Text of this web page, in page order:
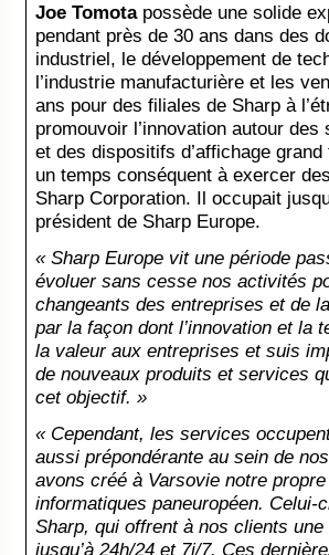
Joe Tomotapossède une solide
pendant près de 30 ans dans des
industriel, le développement de
l’industrie manufacturière et les
ans pour des filiales de Sharp à
promouvoir l’innovation autour
et des dispositifs d’affichage
un temps conséquent à exercer
Sharp Corporation. Il occupait
président de Sharp Europe.
« Sharp Europe vit une période
évoluer sans cesse nos activités
changeants des entreprises et de
par la façon dont l’innovation et la
la valeur aux entreprises et suis
de nouveaux produits et services
cet objectif. »
« Cependant, les services
aussi prépondérante au sein de
avons créé à Varsovie notre
informatiques paneuropéen.
Sharp, qui offrent à nos clients
jusqu’à 24h/24 et 7j/7. Ces